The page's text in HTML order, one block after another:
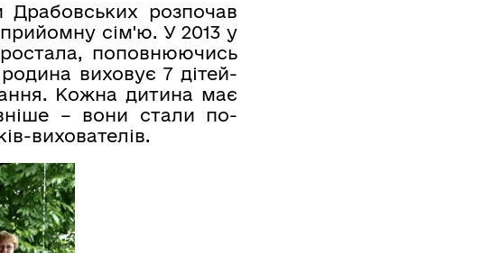
розпочав
сім'ю. У 2013 у
поповнюючись
виховує 7 дітей-
Кожна дитина має
– вони стали по-
вихователів.